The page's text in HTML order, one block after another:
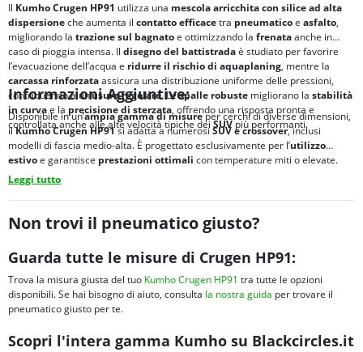
Il Kumho Crugen HP91 utilizza una mescola arricchita con silice ad alta
dispersioneche aumenta il contatto efficacetra pneumaticoe asfalto,
migliorando la trazione sul bagnatoe ottimizzando la frenataanche in
caso di pioggia intensa. Il disegno del battistradaè studiato per favorire
l’evacuazione dell’acqua e ridurre il rischio di aquaplaning, mentre la
carcassa rinforzataassicura una distribuzione uniforme delle pressioni,
contribuendo a un’usura regolare. Lespalle robuste migliorano la stabilità
in curvae la precisione di sterzata, offrendo una risposta pronta e
controllata anche alle alte velocità tipiche deiSUVpiù performanti.
Informazioni Aggiuntive:
Disponibile in un’ampia gamma di misureper cerchi di diverse dimensioni,
ilKumho Crugen HP91si adatta a numerosiSUV e crossover, inclusi
modelli di fascia medio-alta. È progettato esclusivamente per l’utilizzo
estivoe garantisce prestazioni ottimali con temperature miti o elevate.
Leggi tutto
Non trovi il pneumatico giusto?
Guarda tutte le misure di Crugen HP91:
Trova la misura giusta del tuo Kumho Crugen HP91 tra tutte le opzioni
disponibili. Se hai bisogno di aiuto, consulta la nostra guida per trovare il
pneumatico giusto per te.
Scopri l'intera gamma Kumho su Blackcircles.it